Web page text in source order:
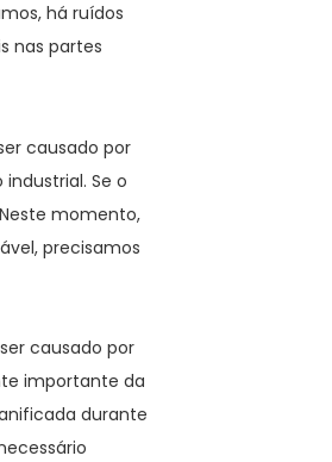
há ruídos
nas partes
causado por
Se o
momento,
precisamos
causado por
importante da
durante